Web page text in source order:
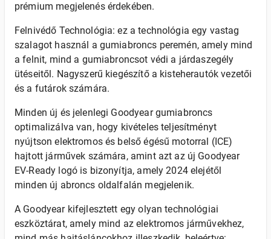
prémium megjelenés érdekében.
Felnivédő Technológia: ez a technológia egy vastag
szalagot használ a gumiabroncs peremén, amely mind
a felnit, mind a gumiabroncsot védi a járdaszegély
ütéseitől. Nagyszerű kiegészítő a kisteherautók vezetői
és a futárok számára.
Minden új és jelenlegi Goodyear gumiabroncs
optimalizálva van, hogy kivételes teljesítményt
nyújtson elektromos és belső égésű motorral (ICE)
hajtott járművek számára, amint azt az új Goodyear
EV-Ready logó is bizonyítja, amely 2024 elejétől
minden új abroncs oldalfalán megjelenik.
A Goodyear kifejlesztett egy olyan technológiai
eszköztárat, amely mind az elektromos járművekhez,